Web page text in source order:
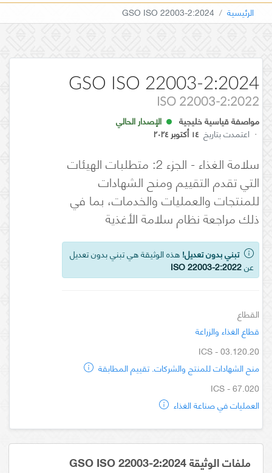
الرئيسية GSO ISO 22003-2:2024
GSO ISO 22003-2:2024
ISO 22003-2:2022
مواصفة قياسية خليجية
الإصدار الحالي
· اعتمدت بتاريخ ١٤ أكتوبر ٢٠٢٤
سلامة الغذاء - الجزء 2: متطلبات الهيئات
التي تقدم التقييم ومنح الشهادات
للمنتجات والعمليات والخدمات، بما في
ذلك مراجعة نظام سلامة الأغذية
تبني بدون تعديل! هذه الوثيقة هي تبني بدون تعديل
عنISO 22003-2:2022
القطاع
قطاع الغذاء والزراعة
ICS - 03.120.20
منح الشهادات للمنتج والشركات. تقييم المطابقة
ICS - 67.020
العمليات في صناعة الغذاء
ملفات الوثيقة GSO ISO 22003-2:2024